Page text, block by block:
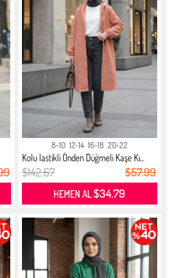
8-10 12-14 16-18 20-22
Kolu lastikli Önden Düğmeli Kaşe Kı...
$142.67 $57.99
HEMEN AL$34.79